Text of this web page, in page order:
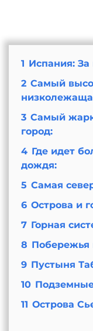
1 Испания:
2 Самый
3 Самый
город:
4 Где идет
дождя:
5 Самая
6 Острова и
7 Горная
8 Побережья
9 Пустыня
10
11 Острова